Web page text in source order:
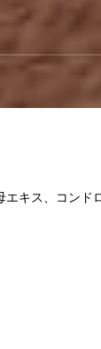
キス、コン